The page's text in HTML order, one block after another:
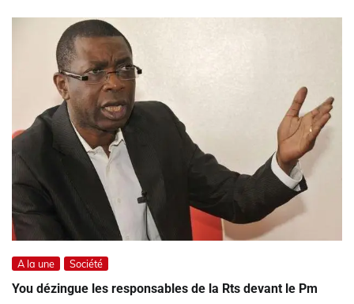
A la une Société
You dézingue les responsables de la Rts devant le Pm